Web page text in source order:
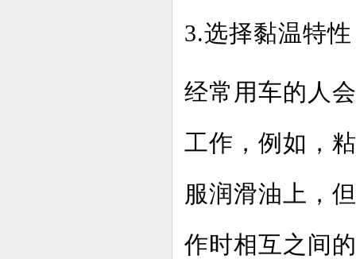
3.选择黏温特性
经常用车的人
工作，例如，
服润滑油上，
作时相互之间